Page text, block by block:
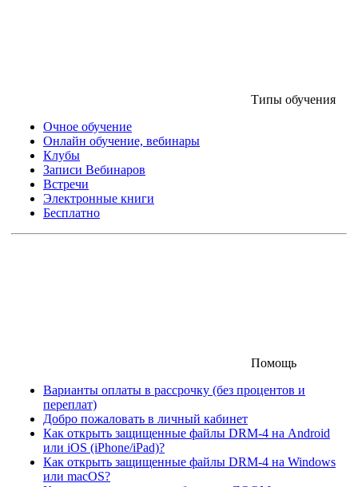
Типы обучения
Очное обучение
Онлайн обучение, вебинары
Клубы
Записи Вебинаров
Встречи
Электронные книги
Бесплатно
Помощь
Варианты оплаты в рассрочку (без процентов и
переплат)
Добро пожаловать в личный кабинет
Как открыть защищенные файлы DRM-4 на Android
или iOS (iPhone/iPad)?
Как открыть защищенные файлы DRM-4 на Windows
или macOS?